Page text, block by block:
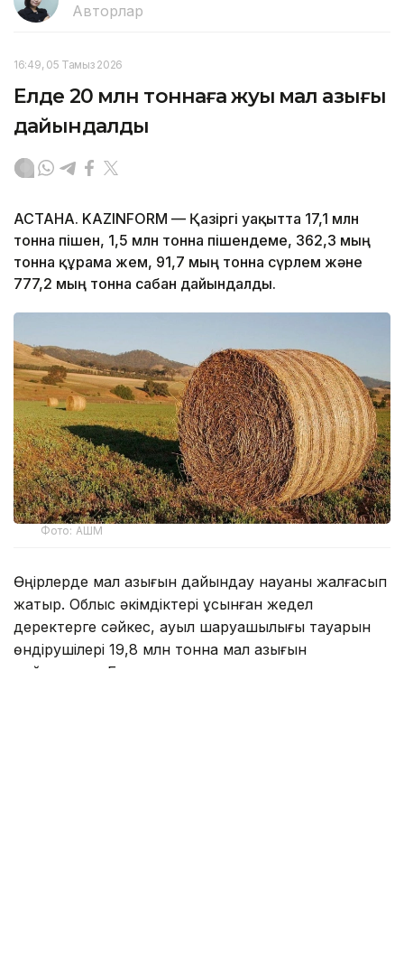
Авторлар
16:49, 05 Тамыз 2026
Елде 20 млн тоннаға жуық мал азығы
дайындалды
АСТАНА. KAZINFORM — Қазіргі уақытта 17,1 млн
тонна пішен, 1,5 млн тонна пішендеме, 362,3 мың
тонна құрама жем, 91,7 мың тонна сүрлем және
777,2 мың тонна сабан дайындалды.
Фото: АШМ
Өңірлерде мал азығын дайындау науқаны жалғасып
жатыр. Облыс әкімдіктері ұсынған жедел
деректерге сәйкес, ауыл шаруашылығы тауарын
өндірушілері 19,8 млн тонна мал азығын
дайындады. Бұл алдағы қысқы малды қорада ұстау